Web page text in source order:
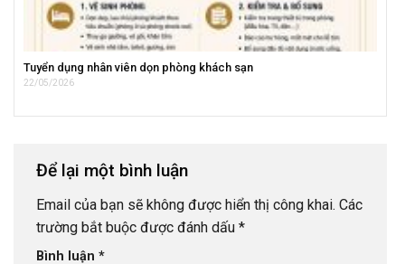
Tuyển dụng nhân viên dọn phòng khách sạn
22/05/2026
Để lại một bình luận
Email của bạn sẽ không được hiển thị công khai. Các
trường bắt buộc được đánh dấu *
Bình luận *